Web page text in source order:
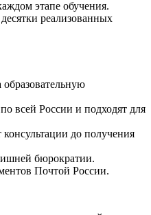
этапе обучения.
реализованных
всей России и подходят для
до получения
бюрократии.
Почтой России.